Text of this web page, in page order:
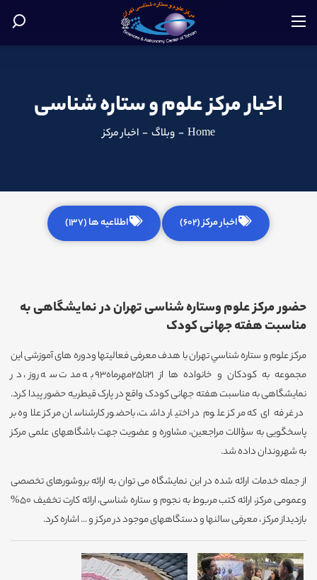
اخبار مرکز علوم و ستاره شناسی
Home
- وبلاگ - اخبار مرکز
اخبار مرکز (602) اطلاعیه ها (137)
حضور مرکز علوم وستاره شناسی تهران در نمایشگاهی به
مناسبت هفته جهانی کودک
مرکز علوم و ستاره شناسي تهران با هدف معرفی فعالیتها ودوره های آموزشی این
مجموعه به کودکان و خانواده ها از 21تا25مهرماه93 به مدت سه روز، در
نمایشگاهی به مناسبت هفته جهانی کودک واقع در پارک قیطریه حضور پیدا کرد.
در غرفه ای که مرکز علوم در اختیار داشت، باحضور کارشناسان مرکز علاوه بر
پاسخگویی به سؤالات مراجعین، مشاوره و عضویت جهت باشگاههای علمی مرکز
به شهروندان داده شد.
از جمله خدمات ارائه شده در این نمایشگاه می توان به ارائه بروشورهای تخصصی
وعمومی مرکز، ارائه کتب مربوط به نجوم و ستاره شناسی، ارائه کارت تخفیف 50%
بازدیداز مرکز ، معرفی سالنها و دستگاههای موجود در مرکز و ... اشاره کرد.